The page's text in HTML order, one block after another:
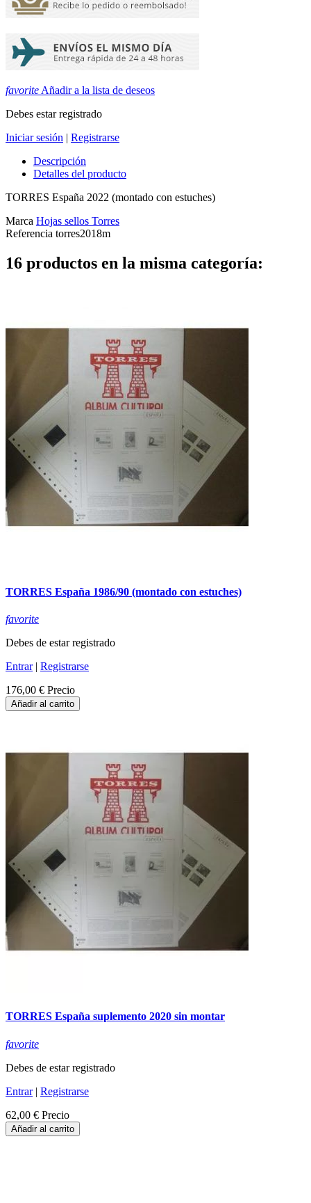
favorite Añadir a la lista de deseos
Debes estar registrado
Iniciar sesión | Registrarse
Descripción
Detalles del producto
TORRES España 2022 (montado con estuches)
Marca Hojas sellos Torres
Referencia torres2018m
16 productos en la misma categoría:
TORRES España 1986/90 (montado con estuches)
favorite
Debes de estar registrado
Entrar| Registrarse
176,00 € Precio
Añadir al carrito
TORRES España suplemento 2020 sin montar
favorite
Debes de estar registrado
Entrar| Registrarse
62,00 € Precio
Añadir al carrito